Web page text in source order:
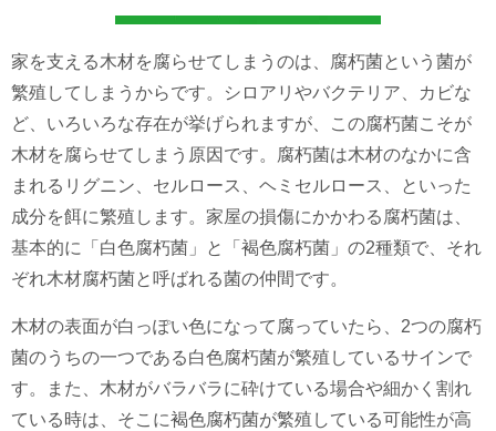
家を支える木材を腐らせてしまうのは、腐朽菌という菌が
繁殖してしまうからです。シロアリやバクテリア、カビな
ど、いろいろな存在が挙げられますが、この腐朽菌こそが
木材を腐らせてしまう原因です。
腐朽菌は木材のなかに含
まれるリグニン、セルロース、ヘミセルロース、といった
成分を餌に繁殖します。家屋の損傷にかかわる腐朽菌は、
基本的に「白色腐朽菌」と「褐色腐朽菌」の2種類で、それ
ぞれ木材腐朽菌と呼ばれる菌の仲間です。
木材の表面が白っぽい色になって腐っていたら、2つの腐朽
菌のうちの一つである白色腐朽菌が繁殖しているサインで
す。また、木材がバラバラに砕けている場合や細かく割れ
ている時は、そこに褐色腐朽菌が繁殖している可能性が高